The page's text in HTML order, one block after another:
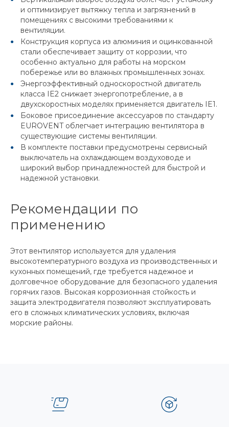
и оптимизирует вытяжку тепла и загрязнений в
помещениях с высокими требованиями к
вентиляции.
Конструкция корпуса из алюминия и оцинкованной
стали обеспечивает защиту от коррозии, что
особенно актуально для работы на морском
побережье или во влажных промышленных зонах.
Энергоэффективный односкоростной двигатель
класса IE2 снижает энергопотребление, а в
двухскоростных моделях применяется двигатель IE1.
Боковое присоединение аксессуаров по стандарту
EUROVENT облегчает интеграцию вентилятора в
существующие системы вентиляции.
В комплекте поставки предусмотрены сервисный
выключатель на охлаждающем воздуховоде и
широкий выбор принадлежностей для быстрой и
надежной установки.
Рекомендации по
применению
Этот вентилятор используется для удаления
высокотемпературного воздуха из производственных и
кухонных помещений, где требуется надежное и
долговечное оборудование для безопасного удаления
горячих газов. Высокая коррозионная стойкость и
защита электродвигателя позволяют эксплуатировать
его в сложных климатических условиях, включая
морские районы.